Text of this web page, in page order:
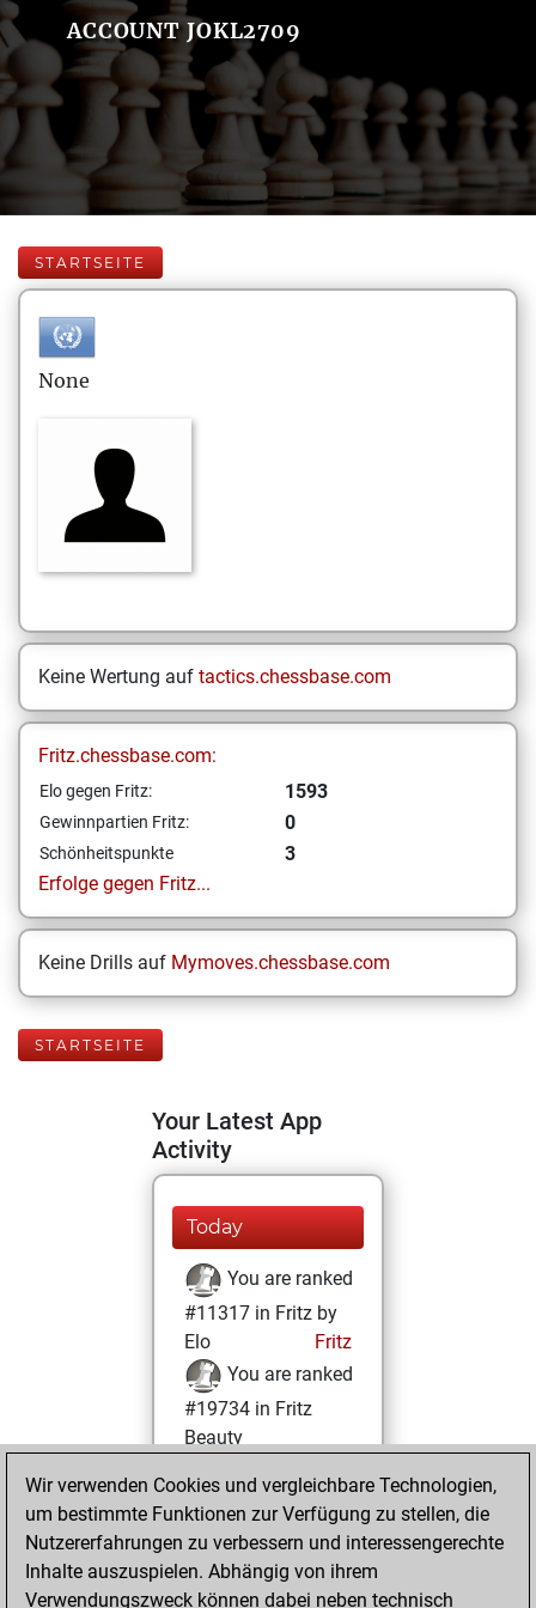
ACCOUNT JOKL2709
STARTSEITE
None
Keine Wertung auf tactics.chessbase.com
Fritz.chessbase.com:
Elo gegen Fritz: 1593
Gewinnpartien Fritz: 0
Schönheitspunkte
3
Erfolge gegen Fritz...
Keine Drills auf Mymoves.chessbase.com
STARTSEITE
Your Latest App
Activity
Today
You are ranked
#11317 in Fritz by
Elo
Fritz
You are ranked
#19734 in Fritz
Beauty
Donnerstag,
Dezember 30,
2021
You achieved a
Wir verwenden Cookies und vergleichbare Technologien,
um bestimmte Funktionen zur Verfügung zu stellen, die
Nutzererfahrungen zu verbessern und interessengerechte
Inhalte auszuspielen. Abhängig von ihrem
Verwendungszweck können dabei neben technisch